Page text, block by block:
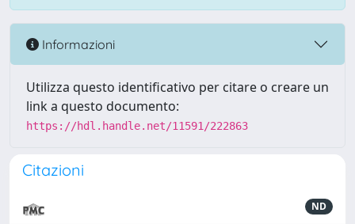
Informazioni
Utilizza questo identificativo per citare o creare un
link a questo documento:
https://hdl.handle.net/11591/222863
Citazioni
ND